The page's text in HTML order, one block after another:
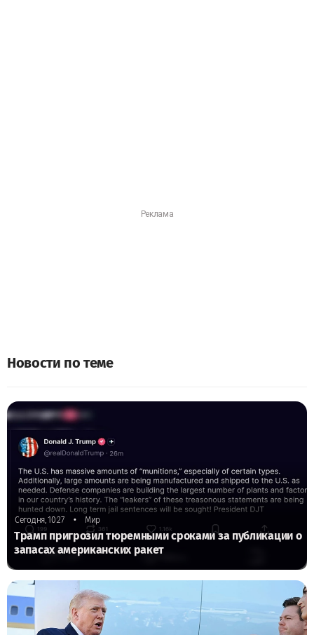
Новости по теме
Сегодня, 10:27 • Мир
Трамп пригрозил тюремными сроками за публикации о
запасах американских ракет